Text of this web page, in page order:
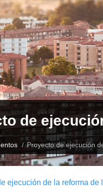
de
Proyecto de ejecución
ejecución de la reforma de